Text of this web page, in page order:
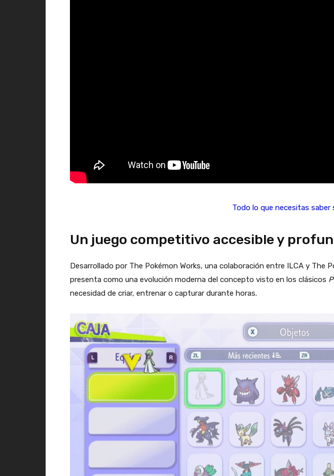
Todo lo que necesitas saber
Un juego competitivo accesible y
Desarrollado por The Pokémon Works, una colaboración entre ILCA y The
presenta como una evolución moderna del concepto visto en los clásicos
necesidad de criar, entrenar o capturar durante horas.